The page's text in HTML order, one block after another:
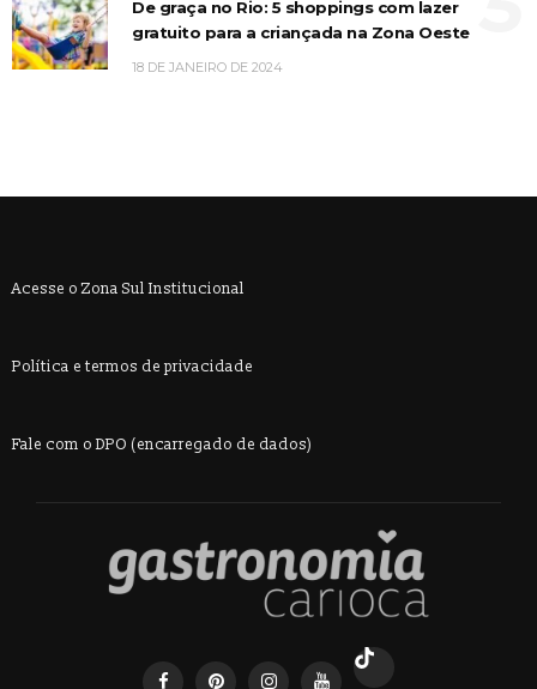
De graça no Rio: 5 shoppings com lazer
gratuito para a criançada na Zona Oeste
18 DE JANEIRO DE 2024
Acesse o Zona Sul Institucional
Política e termos de privacidade
Fale com o DPO (encarregado de dados)